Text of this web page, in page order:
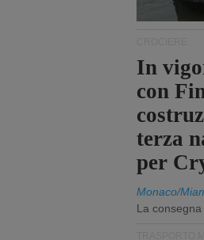
In
con
terza
per
Monaco/
La